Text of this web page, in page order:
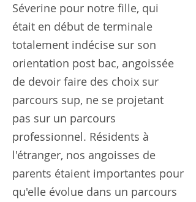
Séverine pour notre fille, qui
était en début de terminale
totalement indécise sur son
orientation post bac, angoissée
de devoir faire des choix sur
parcours sup, ne se projetant
pas sur un parcours
professionnel. Résidents à
l'étranger, nos angoisses de
parents étaient importantes pour
qu'elle évolue dans un parcours